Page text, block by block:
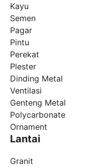
Kayu
Semen
Pagar
Pintu
Perekat
Plester
Dinding Metal
Ventilasi
Genteng Metal
Polycarbonate
Ornament
Lantai
Granit